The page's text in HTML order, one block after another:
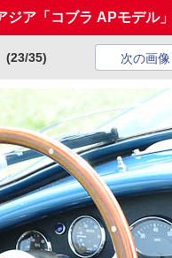
ジア「コブラ APモデル」
(23/35) 次の画像